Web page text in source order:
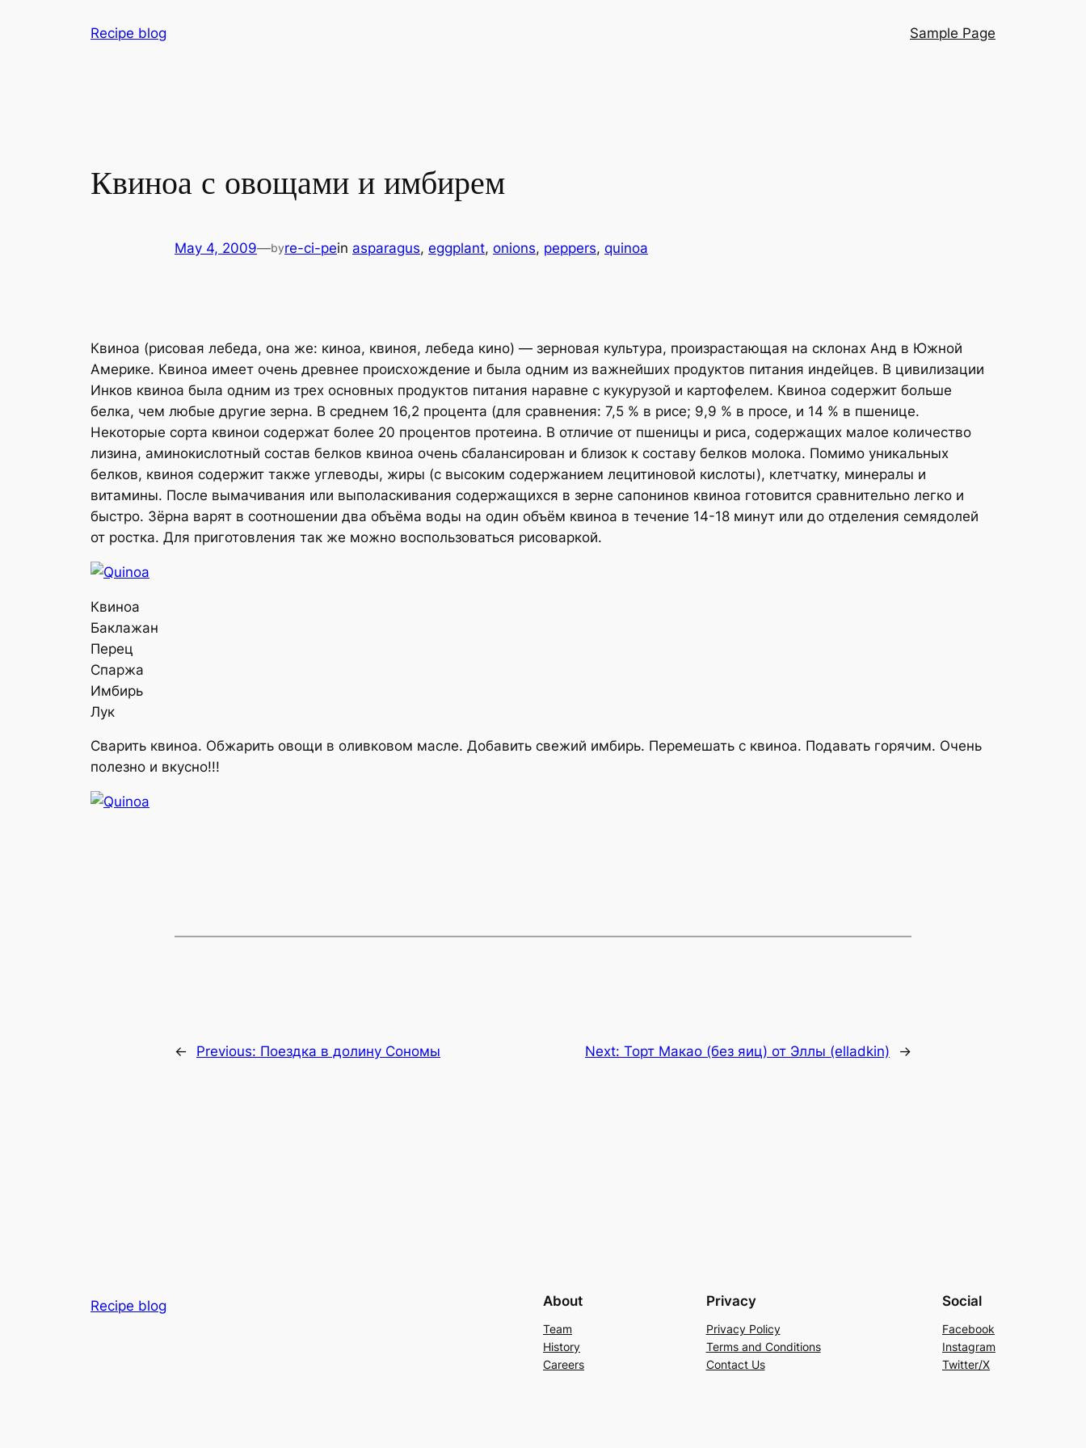
Recipe blog Sample Page
Квиноа с овощами и имбирем
May 4, 2009—byre-ci-pein asparagus, eggplant, onions, peppers, quinoa
Квиноа (рисовая лебеда, она же: киноа, квиноя, лебеда кино) — зерновая культура, произрастающая на склонах Анд в Южной
Америке. Квиноа имеет очень древнее происхождение и была одним из важнейших продуктов питания индейцев. В цивилизации
Инков квиноа была одним из трех основных продуктов питания наравне с кукурузой и картофелем. Квиноа содержит больше
белка, чем любые другие зерна. В среднем 16,2 процента (для сравнения: 7,5 % в рисе; 9,9 % в просе, и 14 % в пшенице.
Некоторые сорта квинои содержат более 20 процентов протеина. В отличие от пшеницы и риса, содержащих малое количество
лизина, аминокислотный состав белков квиноа очень сбалансирован и близок к составу белков молока. Помимо уникальных
белков, квиноя содержит также углеводы, жиры (с высоким содержанием лецитиновой кислоты), клетчатку, минералы и
витамины. После вымачивания или выполаскивания содержащихся в зерне сапонинов квиноа готовится сравнительно легко и
быстро. Зёрна варят в соотношении два объёма воды на один объём квиноа в течение 14-18 минут или до отделения семядолей
от ростка. Для приготовления так же можно воспользоваться рисоваркой.
Квиноа
Баклажан
Перец
Спаржа
Имбирь
Лук
Сварить квиноа. Обжарить овощи в оливковом масле. Добавить свежий имбирь. Перемешать с квиноа. Подавать горячим. Очень
полезно и вкусно!!!
← Previous: Поездка в долину Сономы Next: Торт Макао (без яиц) от Эллы (elladkin) →
Recipe blog About
Team
History
Careers
Privacy
Privacy Policy
Terms and Conditions
Contact Us
Social
Facebook
Instagram
Twitter/X